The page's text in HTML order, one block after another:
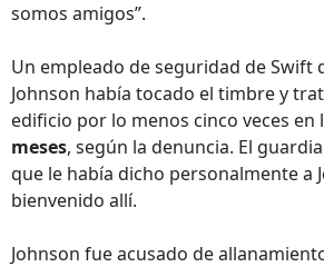
somos amigos”.
Un empleado de seguridad de Swift
Johnson había tocado el timbre y
edificio por lo menos cinco veces en
meses, según la denuncia. El
que le había dicho personalmente a
bienvenido allí.
Johnson fue acusado de